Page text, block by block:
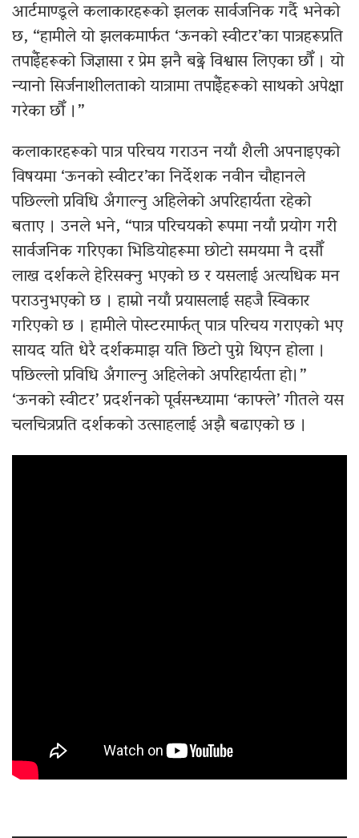
आर्टमाण्डूले कलाकारहरूको झलक सार्वजनिक गर्दै भनेको
छ, “हामीले यो झलकमार्फत ‘ऊनको स्वीटर’का पात्रहरूप्रति
तपाईँहरूको जिज्ञासा र प्रेम झनै बढ्ने विश्वास लिएका छौँ । यो
न्यानो सिर्जनाशीलताको यात्रामा तपाईँहरूको साथको अपेक्षा
गरेका छौँ ।”
कलाकारहरूको पात्र परिचय गराउन नयाँ शैली अपनाइएको
विषयमा ‘ऊनको स्वीटर’का निर्देशक नवीन चौहानले
पछिल्लो प्रविधि अँगाल्नु अहिलेको अपरिहार्यता रहेको
बताए । उनले भने, “पात्र परिचयको रूपमा नयाँ प्रयोग गरी
सार्वजनिक गरिएका भिडियोहरूमा छोटो समयमा नै दसौँ
लाख दर्शकले हेरिसक्नु भएको छ र यसलाई अत्यधिक मन
पराउनुभएको छ । हाम्रो नयाँ प्रयासलाई सहजै स्विकार
गरिएको छ । हामीले पोस्टरमार्फत् पात्र परिचय गराएको भए
सायद यति धेरै दर्शकमाझ यति छिटो पुग्ने थिएन होला ।
पछिल्लो प्रविधि अँगाल्नु अहिलेको अपरिहार्यता हो।”
‘ऊनको स्वीटर’ प्रदर्शनको पूर्वसन्ध्यामा ‘काफ्ले’ गीतले यस
चलचित्रप्रति दर्शकको उत्साहलाई अझै बढाएको छ ।